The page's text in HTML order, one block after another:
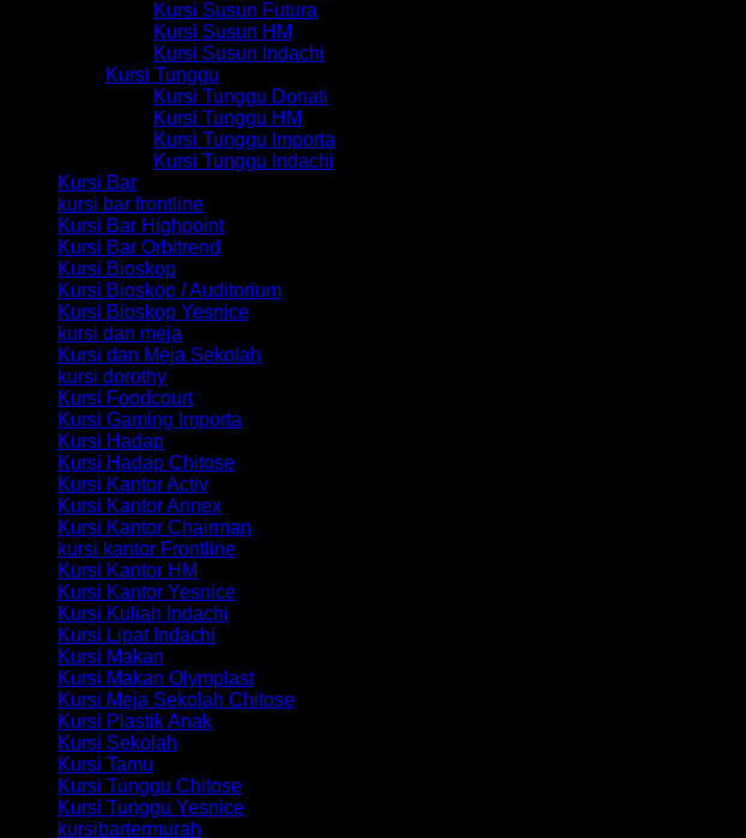
Kursi Susun Futura
Kursi Susun HM
Kursi Susun Indachi
Kursi Tunggu
Kursi Tunggu Donati
Kursi Tunggu HM
Kursi Tunggu Importa
Kursi Tunggu Indachi
Kursi Bar
kursi bar frontline
Kursi Bar Highpoint
Kursi Bar Orbitrend
Kursi Bioskop
Kursi Bioskop / Auditorium
Kursi Bioskop Yesnice
kursi dan meja
Kursi dan Meja Sekolah
kursi dorothy
Kursi Foodcourt
Kursi Gaming Importa
Kursi Hadap
Kursi Hadap Chitose
Kursi Kantor Activ
Kursi Kantor Annex
Kursi Kantor Chairman
kursi kantor Frontline
Kursi Kantor HM
Kursi Kantor Yesnice
Kursi Kuliah Indachi
Kursi Lipat Indachi
Kursi Makan
Kursi Makan Olymplast
Kursi Meja Sekolah Chitose
Kursi Plastik Anak
Kursi Sekolah
Kursi Tamu
Kursi Tunggu Chitose
Kursi Tunggu Yesnice
kursibartermurah